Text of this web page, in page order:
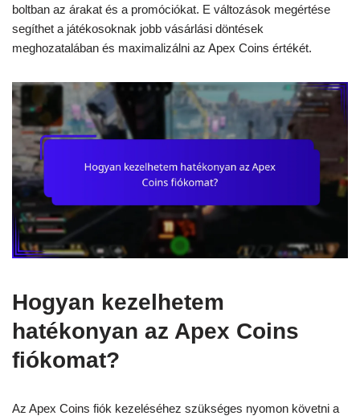
boltban az árakat és a promóciókat. E változások megértése
segíthet a játékosoknak jobb vásárlási döntések
meghozatalában és maximalizálni az Apex Coins értékét.
Hogyan kezelhetem
hatékonyan az Apex Coins
fiókomat?
Az Apex Coins fiók kezeléséhez szükséges nyomon követni a